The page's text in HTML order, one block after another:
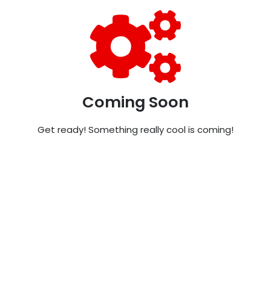
Coming Soon
Get ready! Something really cool is coming!